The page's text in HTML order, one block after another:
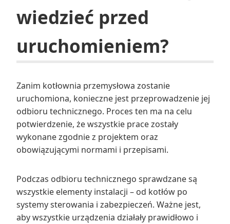
wiedzieć przed
uruchomieniem?
Zanim kotłownia przemysłowa zostanie
uruchomiona, konieczne jest przeprowadzenie jej
odbioru technicznego. Proces ten ma na celu
potwierdzenie, że wszystkie prace zostały
wykonane zgodnie z projektem oraz
obowiązującymi normami i przepisami.
Podczas odbioru technicznego sprawdzane są
wszystkie elementy instalacji – od kotłów po
systemy sterowania i zabezpieczeń. Ważne jest,
aby wszystkie urządzenia działały prawidłowo i